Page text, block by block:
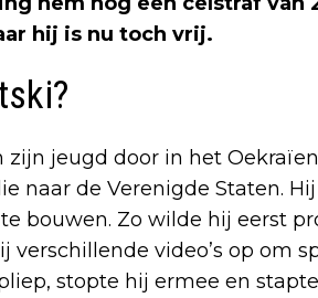
hij is nu toch vrij.
jeugd door in het
naar de Verenigde Staten.
bouwen. Zo wilde hij eerst
video’s op om
stopte hij ermee en